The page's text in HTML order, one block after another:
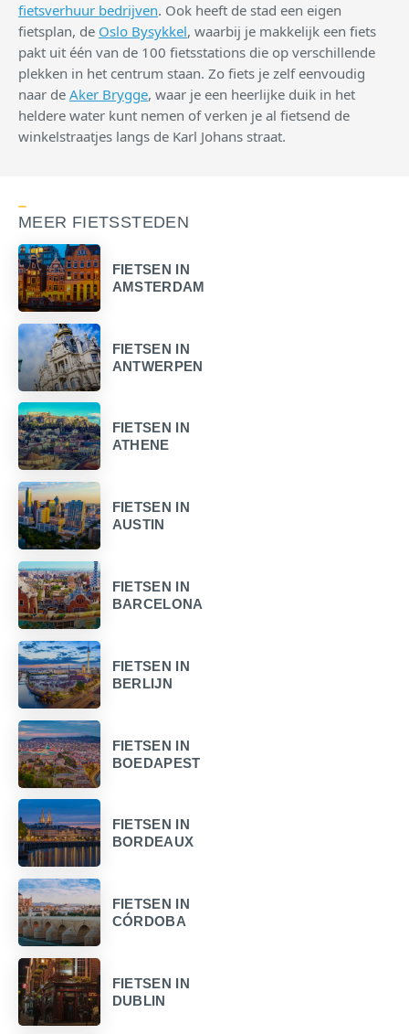
fietsverhuur bedrijven. Ook heeft de stad een eigen
fietsplan, de Oslo Bysykkel, waarbij je makkelijk een fiets
pakt uit één van de 100 fietsstations die op verschillende
plekken in het centrum staan. Zo fiets je zelf eenvoudig
naar de Aker Brygge, waar je een heerlijke duik in het
heldere water kunt nemen of verken je al fietsend de
winkelstraatjes langs de Karl Johans straat.
MEER FIETSSTEDEN
FIETSEN IN
AMSTERDAM
FIETSEN IN
ANTWERPEN
FIETSEN IN
ATHENE
FIETSEN IN
AUSTIN
FIETSEN IN
BARCELONA
FIETSEN IN
BERLIJN
FIETSEN IN
BOEDAPEST
FIETSEN IN
BORDEAUX
FIETSEN IN
CÓRDOBA
FIETSEN IN
DUBLIN